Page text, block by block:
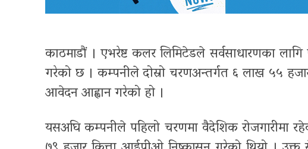
काठमाडौं । एभरेष्ट कलर लिमिटेडले सर्वसाधारणका
गरेको छ । कम्पनीले दोस्रो चरणअन्तर्गत ६ लाख ५५
आवेदन आह्वान गरेको हो ।
यसअघि कम्पनीले पहिलो चरणमा वैदेशिक रोजगारीमा